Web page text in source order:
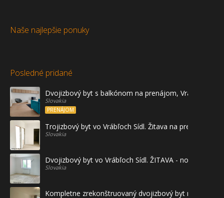
Naše najlepšie ponuky
Posledné pridané
Dvojizbový byt s balkónom na prenájom, Vráble
Slovakia
PRENÁJOM
Trojizbový byt vo Vrábľoch Sídl. Žitava na predaj - prvé
Slovakia
Dvojizbový byt vo Vrábľoch Sídl. ŽITAVA - novostavba
Slovakia
Kompletne zrekonštruovaný dvojizbový byt na